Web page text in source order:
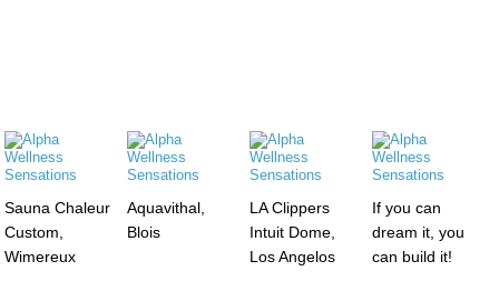
Sauna Chaleur
Custom,
Wimereux
Aquavithal,
Blois
LA Clippers
Intuit Dome,
Los Angelos
If you can
dream it, you
can build it!